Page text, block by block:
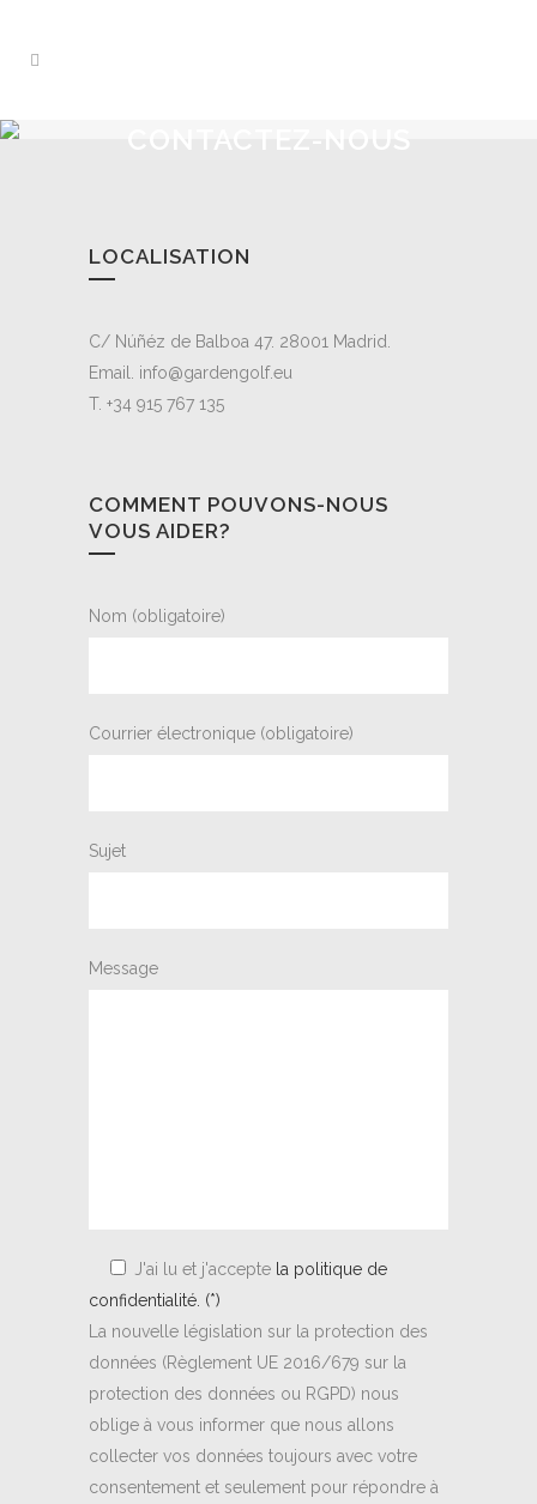
LOCALISATION
C/ Núñéz de Balboa 47. 28001 Madrid.
Email. info@gardengolf.eu
T. +34 915 767 135
COMMENT POUVONS-NOUS
VOUS AIDER?
Nom (obligatoire)
Courrier électronique (obligatoire)
Sujet
Message
J'ai lu et j'accepte la politique de
confidentialité. (*)
La nouvelle législation sur la protection des
données (Règlement UE 2016/679 sur la
protection des données ou RGPD) nous
oblige à vous informer que nous allons
collecter vos données toujours avec votre
consentement et seulement pour répondre à